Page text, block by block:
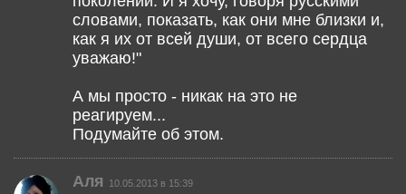
словами, показать, как они мне близки и,
как я их от всей души, от всего сердца
уважаю!"
А мы просто - никак на это не
реагируем...
Подумайте об этом.
Аля 10.05.2013 в 15:39